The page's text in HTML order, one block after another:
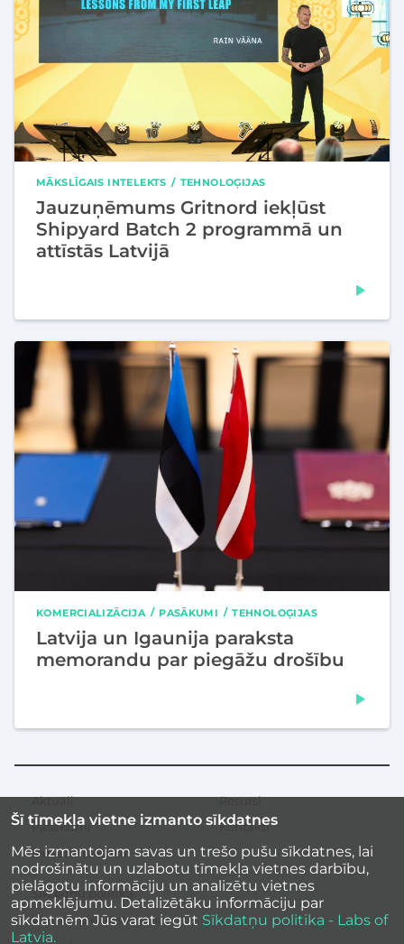
MĀKSLĪGAIS INTELEKTS TEHNOLOĢIJAS
Jauzuņēmums Gritnord iekļūst
Shipyard Batch 2 programmā un
attīstās Latvijā
KOMERCIALIZĀCIJA PASĀKUMI TEHNOLOĢIJAS
Latvija un Igaunija paraksta
memorandu par piegāžu drošību
Šī tīmekļa vietne izmanto sīkdatnes
Mēs izmantojam savas un trešo pušu sīkdatnes, lai
nodrošinātu un uzlabotu tīmekļa vietnes darbību,
pielāgotu informāciju un analizētu vietnes
apmeklējumu. Detalizētāku informāciju par
sīkdatnēm Jūs varat iegūt Sīkdatņu politika - Labs of
Latvia.
Sekundārā
izvēlne
Aktuāli
Pasākumi
Iedvesmas stāsti
Resursi
Kontakti
Sīkdatņu politika
Vietnes piekļūstamība